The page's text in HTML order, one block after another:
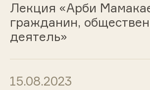
Лекция «Арби
гражданин,
деятель»
15.08.2023